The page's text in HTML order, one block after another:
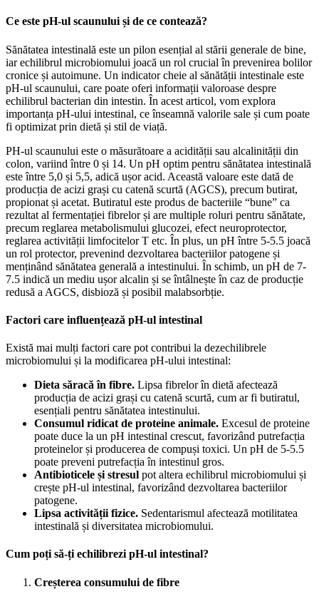
Ce este pH-ul scaunului și de ce contează?
Sănătatea intestinală este un pilon esențial al stării generale de bine,
iar echilibrul microbiomului joacă un rol crucial în prevenirea bolilor
cronice și autoimune. Un indicator cheie al sănătății intestinale este
pH-ul scaunului, care poate oferi informații valoroase despre
echilibrul bacterian din intestin. În acest articol, vom explora
importanța pH-ului intestinal, ce înseamnă valorile sale și cum poate
fi optimizat prin dietă și stil de viață.
PH-ul scaunului este o măsurătoare a acidității sau alcalinității din
colon, variind între 0 și 14. Un pH optim pentru sănătatea intestinală
este între 5,0 și 5,5, adică ușor acid. Această valoare este dată de
producția de acizi grași cu catenă scurtă (AGCS), precum butirat,
propionat și acetat. Butiratul este produs de bacteriile “bune” ca
rezultat al fermentației fibrelor și are multiple roluri pentru sănătate,
precum reglarea metabolismului glucozei, efect neuroprotector,
reglarea activității limfocitelor T etc. În plus, un pH între 5-5.5 joacă
un rol protector, prevenind dezvoltarea bacteriilor patogene și
menținând sănătatea generală a intestinului. În schimb, un pH de 7-
7.5 indică un mediu ușor alcalin și se întâlnește în caz de producție
redusă a AGCS, disbioză și posibil malabsorbție.
Factori care influențează pH-ul intestinal
Există mai mulți factori care pot contribui la dezechilibrele
microbiomului și la modificarea pH-ului intestinal:
Dieta săracă în fibre. Lipsa fibrelor în dietă afectează
producția de acizi grași cu catenă scurtă, cum ar fi butiratul,
esențiali pentru sănătatea intestinului.
Consumul ridicat de proteine animale. Excesul de proteine
poate duce la un pH intestinal crescut, favorizând putrefacția
proteinelor și producerea de compuși toxici. Un pH de 5-5.5
poate preveni putrefacția în intestinul gros.
Antibioticele și stresul pot altera echilibrul microbiomului și
crește pH-ul intestinal, favorizând dezvoltarea bacteriilor
patogene.
Lipsa activității fizice. Sedentarismul afectează motilitatea
intestinală și diversitatea microbiomului.
Cum poți să-ți echilibrezi pH-ul intestinal?
Creșterea consumului de fibre